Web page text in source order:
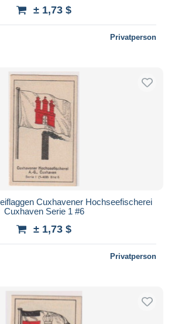
± 1,73 $
Privatperson
Cuxhavener Hochseefischerei
Cuxhaven Serie 1 #6
± 1,73 $
Privatperson